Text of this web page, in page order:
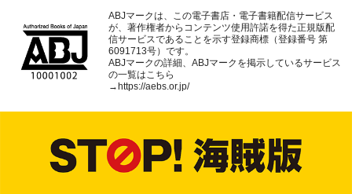
ABJマークは、この電子書店・電子書籍配信サービス
が、著作権者からコンテンツ使用許諾を得た正規版配
信サービスであることを示す登録商標（登録番号 第
6091713号）です。
ABJマークの詳細、ABJマークを掲示しているサービス
の一覧はこちら
→ https://aebs.or.jp/